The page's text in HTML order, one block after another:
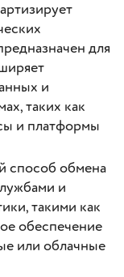
для
и
таких как
и платформы
способ обмена
и
такими как
обеспечение
или облачные